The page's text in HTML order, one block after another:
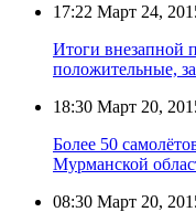
17:22 Март 24,
Итоги внезапной
положительные,
18:30 Март 20,
Более 50
Мурманской
08:30 Март 20,